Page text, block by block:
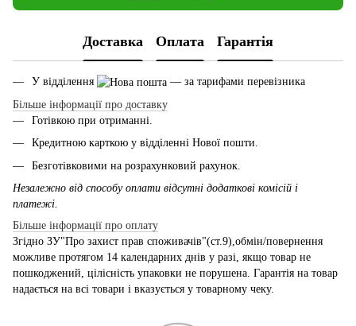
Доставка Оплата Гарантія
У відділення
— за тарифами перевізника
Більше інформації про доставку
Готівкою при отриманні.
Кредитною карткою у відділенні Нової пошти.
Безготівковими на розрахунковий рахунок.
Незалежно від способу оплати відсутні додаткові комісій і
платежі.
Більше інформації про оплату
Згідно ЗУ"Про захист прав споживачів"(ст.9),обмін/повернення
можливе протягом 14 календарних днів у разі, якщо товар не
пошкоджений, цілісність упаковки не порушена. Гарантія на товар
надається на всі товари і вказується у товарному чеку.